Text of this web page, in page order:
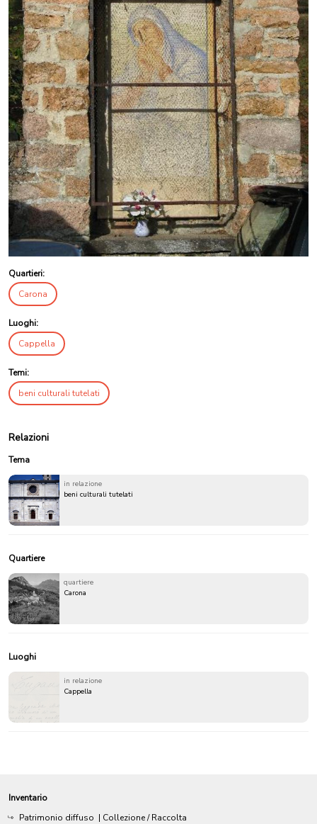
Quartieri:
Carona
Luoghi:
Cappella
Temi:
beni culturali tutelati
Relazioni
Tema
in relazione
beni culturali tutelati
Quartiere
quartiere
Carona
Luoghi
in relazione
Cappella
Inventario
Patrimonio diffuso | Collezione / Raccolta